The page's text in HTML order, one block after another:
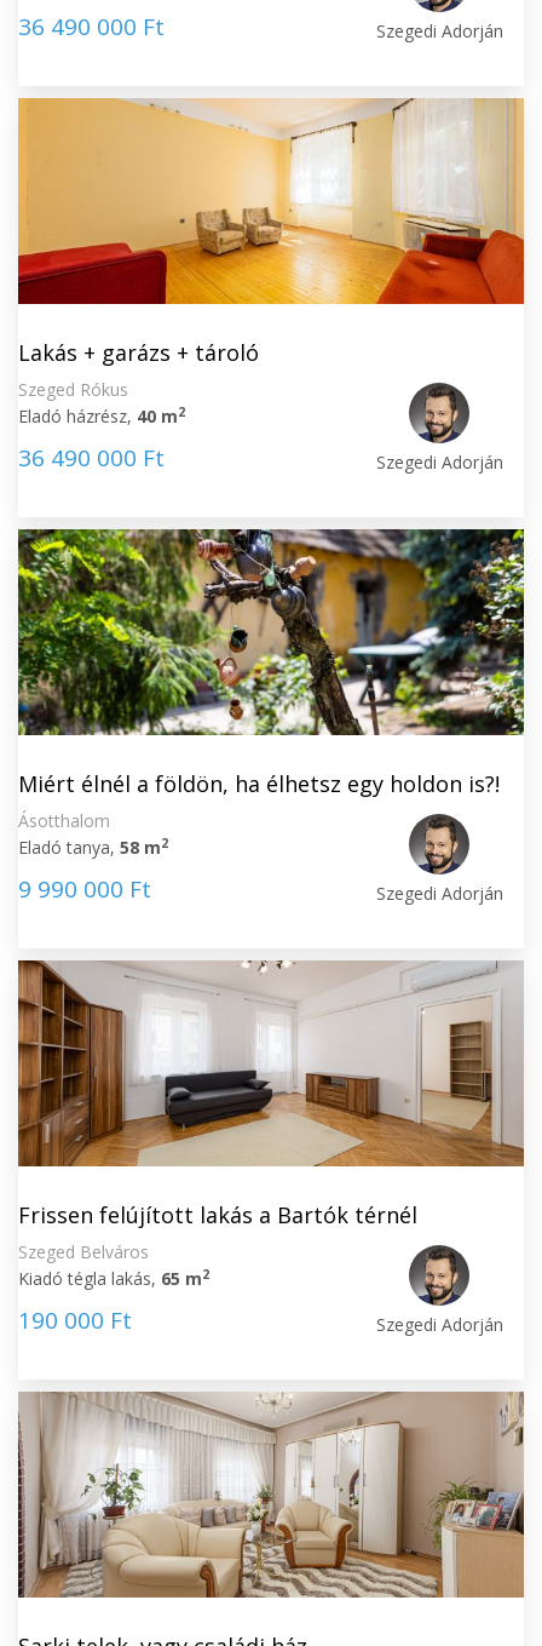
36 490 000 Ft Szegedi Adorján
Lakás + garázs + tároló
Szeged Rókus
Eladó házrész, 40 m2
36 490 000 Ft Szegedi Adorján
Miért élnél a földön, ha élhetsz egy holdon is?!
Ásotthalom
Eladó tanya, 58 m2
9 990 000 Ft Szegedi Adorján
Frissen felújított lakás a Bartók térnél
Szeged Belváros
Kiadó tégla lakás, 65 m2
190 000 Ft Szegedi Adorján